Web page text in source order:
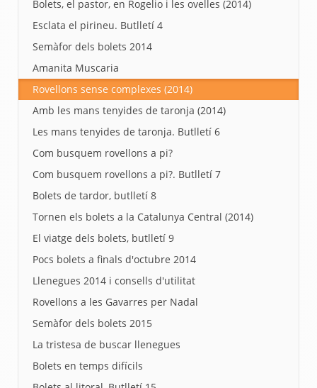
Bolets, el pastor, en Rogelio i les ovelles (2014)
Esclata el pirineu. Butlletí 4
Semàfor dels bolets 2014
Amanita Muscaria
Rovellons sense complexes (2014)
Amb les mans tenyides de taronja (2014)
Les mans tenyides de taronja. Butlletí 6
Com busquem rovellons a pi?
Com busquem rovellons a pi?. Butlletí 7
Bolets de tardor, butlletí 8
Tornen els bolets a la Catalunya Central (2014)
El viatge dels bolets, butlletí 9
Pocs bolets a finals d'octubre 2014
Llenegues 2014 i consells d'utilitat
Rovellons a les Gavarres per Nadal
Semàfor dels bolets 2015
La tristesa de buscar llenegues
Bolets en temps difícils